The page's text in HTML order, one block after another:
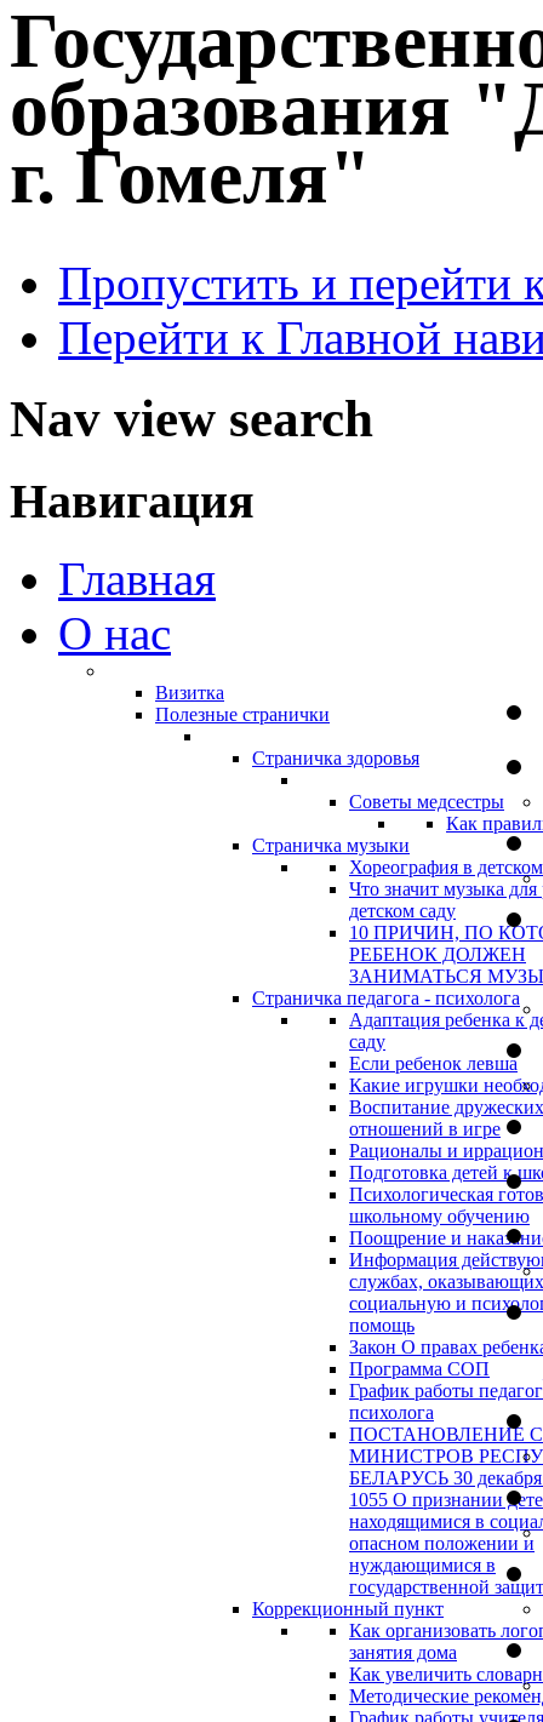
образования
г. Гомеля"
Пропустить и перейти
Перейти к Главной
Nav view search
Навигация
Главная
О нас
Визитка
Полезные странички
Страничка здоровья
Советы медсестры
Как
Страничка музыки
Хореография в
Что значит музыка для
детском саду
10 ПРИЧИН, ПО
РЕБЕНОК ДОЛЖЕН
ЗАНИМАТЬСЯ
Страничка педагога - психолога
Адаптация ребенка к
саду
Если ребенок левша
Какие игрушки
Воспитание дружеских
отношений в игре
Рационалы и
Подготовка детей к
Психологическая
школьному обучению
Поощрение и
Информация
службах, оказывающих
социальную и
помощь
Закон О правах
Программа СОП
График работы
психолога
ПОСТАНОВЛЕНИЕ
МИНИСТРОВ
БЕЛАРУСЬ 30
1055 О признании
находящимися в
опасном положении и
нуждающимися в
государственной
Коррекционный пункт
Как организовать
занятия дома
Как увеличить
Методические